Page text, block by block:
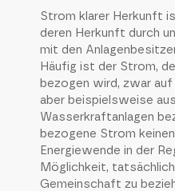
Strom klarer Herkunft
deren Herkunft durch
mit den
Häufig ist der Strom,
bezogen wird, zwar auf
aber beispielsweise
Wasserkraftanlagen
bezogene Strom
Energiewende in der
Möglichkeit,
Gemeinschaft zu